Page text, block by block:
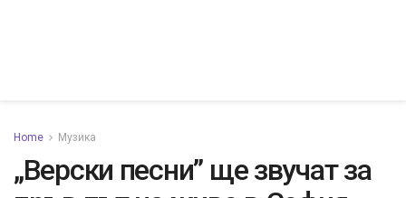
Home Музика
„Верски песни” ще звучат за